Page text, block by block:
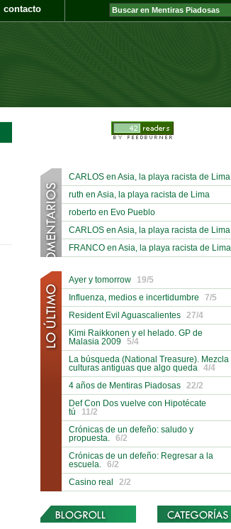
contacto
CARLOS en Asia, la playa racista de Lima
ruth en Asia, la playa racista de Lima
roberto en Evo Pueblo
CARLOS en Asia, la playa racista de Lima
FRANCO en Asia, la playa racista de Lima
Ayer y tomorrow
19/5
Influenza, medios e incertidumbre
7/5
Resident Evil Aguascalientes
27/4
Kimi Raikkonen y el helado. GP de
Malasia 2009
5/4
La búsqueda (National Treasure). Mezcla
culturas antiguas que algo queda
4/4
4 años de Mentiras Piadosas
22/2
Def Con Dos vuelve con Hipotécate
tú
11/2
Crónicas de un defeño: saludo y
propuesta.
6/2
Crónicas de un defeño: Regresar a la
escuela.
6/2
Casino real
2/2